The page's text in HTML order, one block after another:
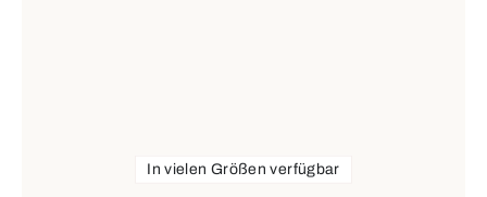
In vielen Größen verfügbar